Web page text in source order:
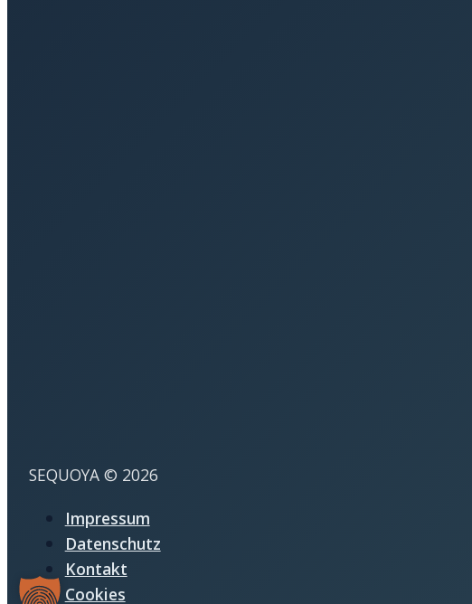
SEQUOYA © 2026
Impressum
Datenschutz
Kontakt
Cookies